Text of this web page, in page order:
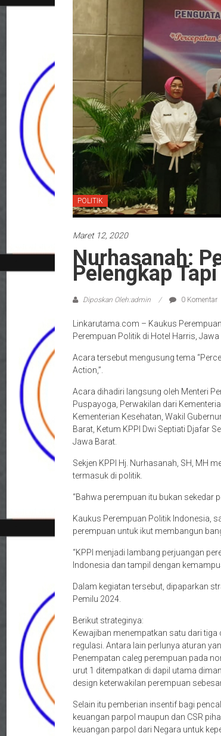
POLITIK
Maret 12, 2020
Nurhasanah:
Pelengkap
Diposkan Oleh:admin 0 Komentar
Linkarutama.com – Kaukus
Perempuan Politik di Hotel Harris,
Acara tersebut mengusung tema
Action,”.
Acara dihadiri langsung oleh Menteri
Puspayoga, Perwakilan dari
Kementerian Kesehatan, Wakil
Barat, Ketum KPPI Dwi Septiati Djafar
Jawa Barat.
Sekjen KPPI Hj. Nurhasanah, SH, MH
termasuk di politik.
“Bahwa perempuan itu bukan sekedar
Kaukus Perempuan Politik Indonesia,
perempuan untuk ikut membangun
“KPPI menjadi lambang perjuangan
Indonesia dan tampil dengan
Dalam kegiatan tersebut, dipaparkan
Pemilu 2024.
Berikut strateginya:
Kewajiban menempatkan satu dari
regulasi. Antara lain perlunya aturan
Penempatan caleg perempuan pada
urut 1 ditempatkan di dapil utama
design keterwakilan perempuan
Selain itu pemberian insentif bagi
keuangan parpol maupun dan CSR
keuangan parpol dari Negara untuk